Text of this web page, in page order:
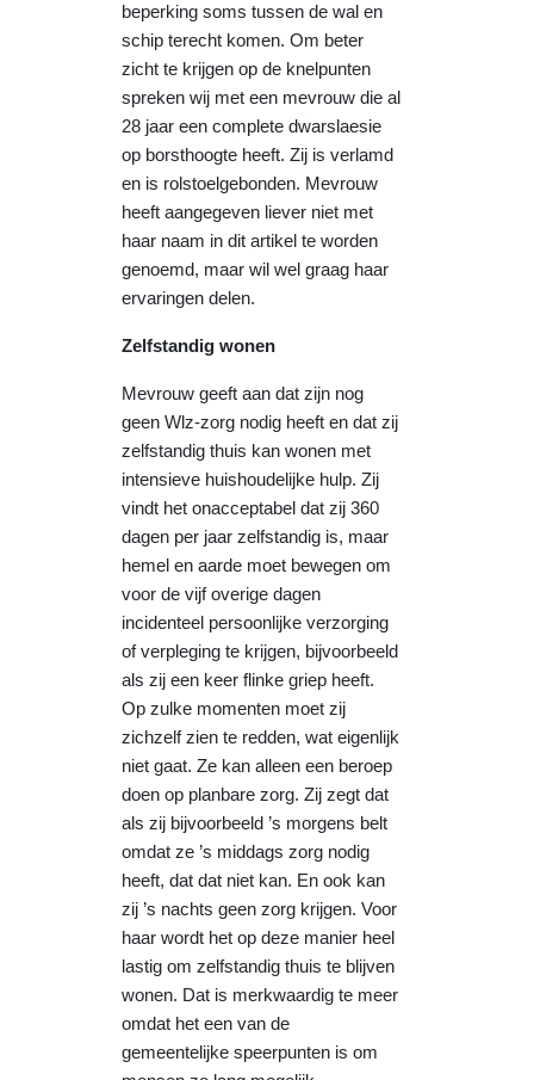
beperking soms tussen de wal en
schip terecht komen. Om beter
zicht te krijgen op de knelpunten
spreken wij met een mevrouw die al
28 jaar een complete dwarslaesie
op borsthoogte heeft. Zij is verlamd
en is rolstoelgebonden. Mevrouw
heeft aangegeven liever niet met
haar naam in dit artikel te worden
genoemd, maar wil wel graag haar
ervaringen delen.
Zelfstandig wonen
Mevrouw geeft aan dat zijn nog
geen Wlz-zorg nodig heeft en dat zij
zelfstandig thuis kan wonen met
intensieve huishoudelijke hulp. Zij
vindt het onacceptabel dat zij 360
dagen per jaar zelfstandig is, maar
hemel en aarde moet bewegen om
voor de vijf overige dagen
incidenteel persoonlijke verzorging
of verpleging te krijgen, bijvoorbeeld
als zij een keer flinke griep heeft.
Op zulke momenten moet zij
zichzelf zien te redden, wat eigenlijk
niet gaat. Ze kan alleen een beroep
doen op planbare zorg. Zij zegt dat
als zij bijvoorbeeld ’s morgens belt
omdat ze ’s middags zorg nodig
heeft, dat dat niet kan. En ook kan
zij ’s nachts geen zorg krijgen. Voor
haar wordt het op deze manier heel
lastig om zelfstandig thuis te blijven
wonen. Dat is merkwaardig te meer
omdat het een van de
gemeentelijke speerpunten is om